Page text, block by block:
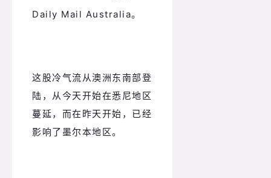
Daily Mail Australia。
这股冷气流从澳洲东南部登
陆，从今天开始在悉尼地区
蔓延，而在昨天开始，已经
影响了墨尔本地区。